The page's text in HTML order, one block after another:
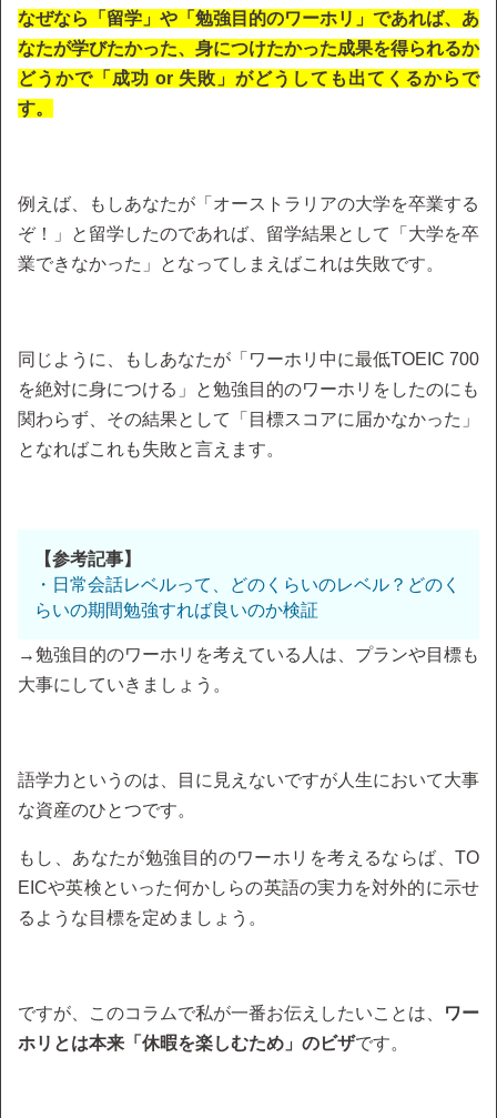
なぜなら「 留学」や「勉強目的のワーホリ」であれば、あ
なたが学びたかった、身につけたかった成果を得られるか
どうかで 「成功 or 失敗」がどうしても出てくるからで
す。
例えば、もしあなたが「オーストラリアの大学を卒業する
ぞ！」と留学したのであれば、留学結果として「大学を卒
業できなかった」となってしまえばこれは失敗です。
同じように、もしあなたが「ワーホリ中に最低TOEIC 700
を絶対に身につける」と勉強目的のワーホリをしたのにも
関わらず、その結果として「目標スコアに届かなかった」
となればこれも失敗と言えます。
【参考記事】
・日常会話レベルって、どのくらいのレベル？どのく
らいの期間勉強すれば良いのか検証
→勉強目的のワーホリを考えている人は、プランや目標も
大事にしていきましょう。
語学力というのは、目に見えないですが人生において大事
な資産のひとつです。
もし、あなたが勉強目的のワーホリを考えるならば、TO
EICや英検といった何かしらの英語の実力を対外的に示せ
るような目標を定めましょう。
ですが、このコラムで私が一番お伝えしたいことは、
ワー
ホリとは本来「休暇を楽しむため」のビザです。